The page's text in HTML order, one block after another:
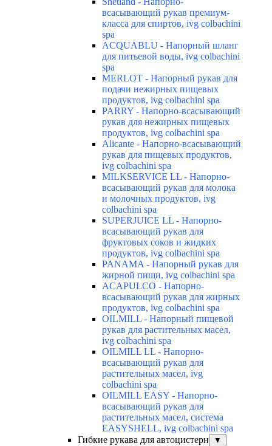
всасывающий рукав премиум-
класса для спиртов, ivg colbachini
spa
ACQUABLU - Напорный шланг
для питьевой воды, ivg colbachini
spa
MERLOT - Напорный рукав для
подачи нежирных пищевых
продуктов, ivg colbachini spa
PARRY - Напорно-всасывающий
рукав для нежирных пищевых
продуктов, ivg colbachini spa
Alicante - Напорно-всасывающий
рукав для пищевых продуктов,
ivg colbachini spa
MILKSERVICE LL - Напорно-
всасывающий рукав для молока
и молочных продуктов, ivg
colbachini spa
SUPERJUICE LL - Напорно-
всасывающий рукав для
фруктовых соков и жидких
продуктов, ivg colbachini spa
PANAMA - Напорный рукав для
жирной пищи, ivg colbachini spa
ACAPULCO - Напорно-
всасывающий рукав для жирных
продуктов, ivg colbachini spa
OILMILL - Напорный пищевой
рукав для растительных масел,
ivg colbachini spa
OILMILL LL - Напорно-
всасывающий рукав для
растительных масел, ivg
colbachini spa
OILMILL EASY - Напорно-
всасывающий рукав для
растительных масел, система
EASYSHELL, ivg colbachini spa
Гибкие рукава для автоцистерн
▼